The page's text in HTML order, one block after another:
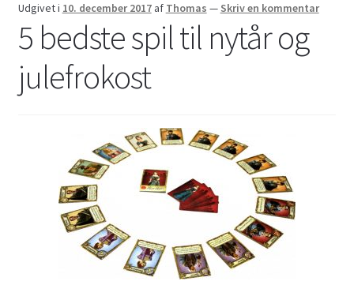
Udgivet i 10. december 2017 af Thomas — Skriv en kommentar
5 bedste spil til nytår og
julefrokost